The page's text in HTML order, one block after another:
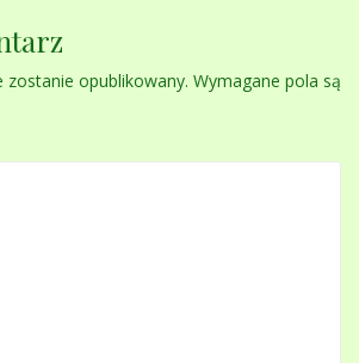
zostanie opublikowany. Wymagane pola są